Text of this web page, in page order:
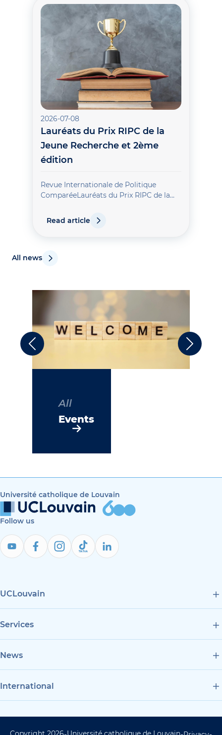
2026-07-08
Lauréats du Prix RIPC de la
Jeune Recherche et 2ème
édition
Revue Internationale de Politique
ComparéeLauréats du Prix RIPC de la
dernier, la Revue Internationale de
Politique Comparée lançait le Prix RIPC
Read article
All news
Previous Next
All
Events
Université catholique de Louvain
Follow us
UCLouvain
Services
News
International